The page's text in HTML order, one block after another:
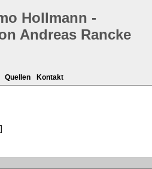
Hollmann -
Andreas Rancke
Quellen Kontakt